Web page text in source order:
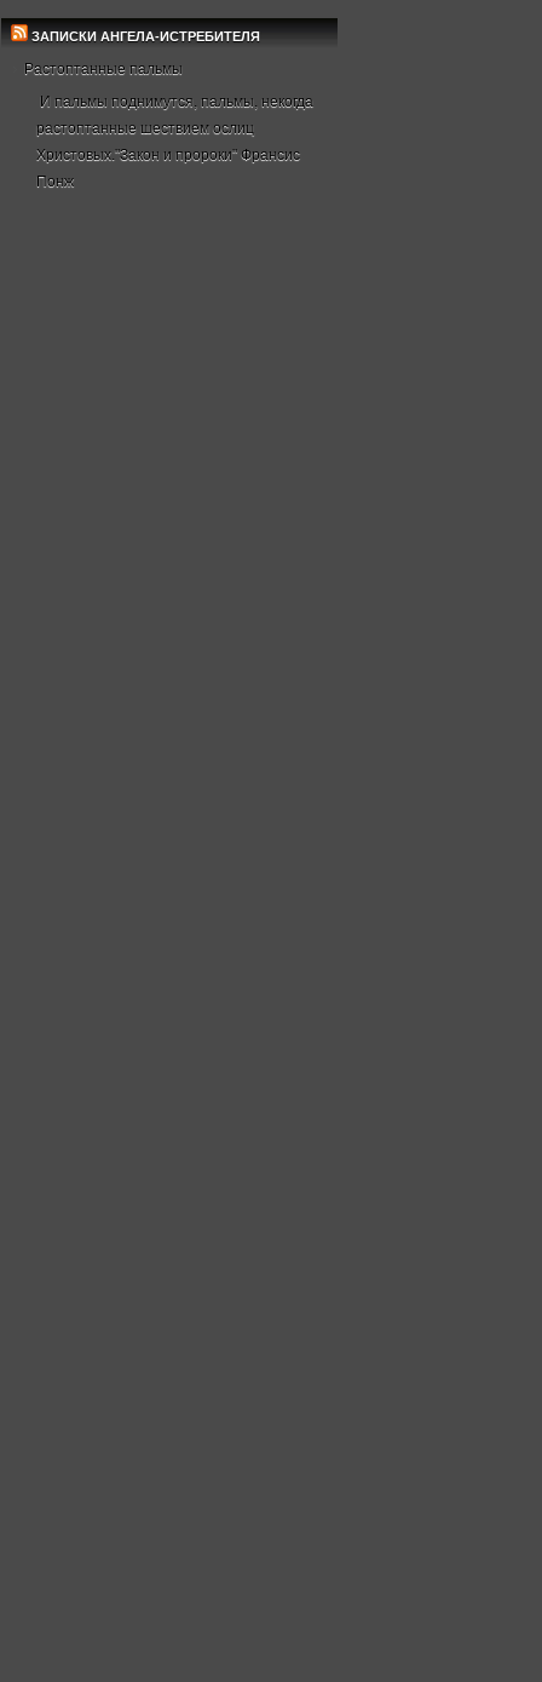
ЗАПИСКИ АНГЕЛА-ИСТРЕБИТЕЛЯ
Растоптанные пальмы
И пальмы поднимутся, пальмы, некогда
растоптанные шествием ослиц
Христовых."Закон и пророки" Франсис
Понж